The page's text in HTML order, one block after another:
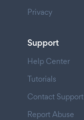
Privacy
Support
Help Center
Tutorials
Contact Support
Report Abuse